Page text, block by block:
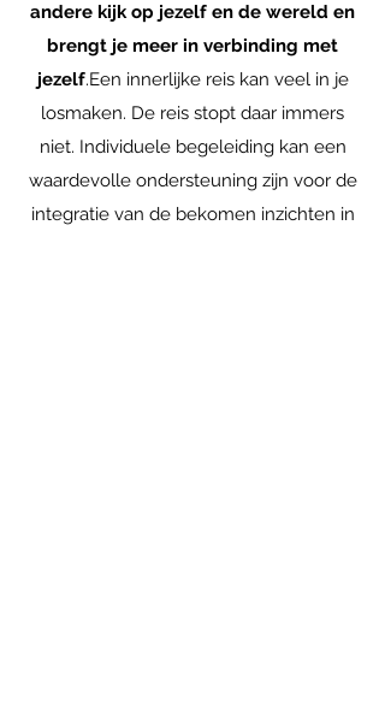
andere kijk op jezelf en de wereld en
brengt je meer in verbinding met
jezelf. ​ Een innerlijke reis kan veel in je
losmaken. De reis stopt daar immers
niet. Individuele begeleiding kan een
waardevolle ondersteuning zijn voor de
integratie van de bekomen inzichten in